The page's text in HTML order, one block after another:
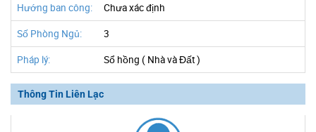
Hướng ban công: Chưa xác định
Số Phòng Ngủ: 3
Pháp lý: Sổ hồng ( Nhà và Đất )
Thông Tin Liên Lạc